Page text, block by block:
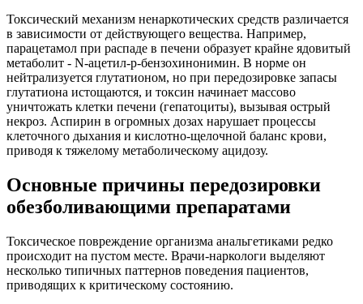
Токсический механизм ненаркотических средств различается
в зависимости от действующего вещества. Например,
парацетамол при распаде в печени образует крайне ядовитый
метаболит - N-ацетил-p-бензохинонимин. В норме он
нейтрализуется глутатионом, но при передозировке запасы
глутатиона истощаются, и токсин начинает массово
уничтожать клетки печени (гепатоциты), вызывая острый
некроз. Аспирин в огромных дозах нарушает процессы
клеточного дыхания и кислотно-щелочной баланс крови,
приводя к тяжелому метаболическому ацидозу.
Основные причины передозировки
обезболивающими препаратами
Токсическое повреждение организма анальгетиками редко
происходит на пустом месте. Врачи-наркологи выделяют
несколько типичных паттернов поведения пациентов,
приводящих к критическому состоянию.